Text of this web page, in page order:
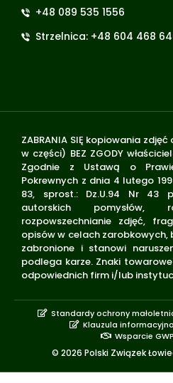
+48 089 535 1556
Strzelnica: +48 604 468
ZABRANIA SIĘ kopiowania
w części) BEZ ZGODY
Zgodnie z Ustawą o
Pokrewnych z dnia 4 lutego
83, sprost.: Dz.U.94 Nr 43
autorskich pomysłów,
rozpowszechnianie zdjęć,
opisów w celach zarobkowych,
zabronione i stanowi
podlega karze. Znaki
odpowiednich firm i/lub
© 2026 Polski Związek
Standardy ochrony
Klauzula informacyjna
Wsparcie